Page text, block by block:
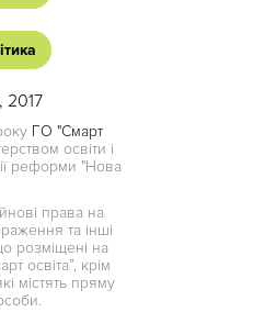
2017
ГО "Смарт
освіти і
реформи "Нова
права на
та інші
розміщені на
освіта”, крім
містять пряму